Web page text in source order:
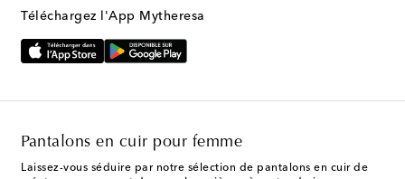
Téléchargez l'App Mytheresa
Pantalons en cuir pour femme
Laissez-vous séduire par notre sélection de pantalons en cuir de